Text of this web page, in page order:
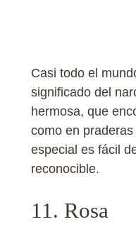
Casi todo el
significado del
hermosa, que
como en
especial es fácil
reconocible.
11. Rosa